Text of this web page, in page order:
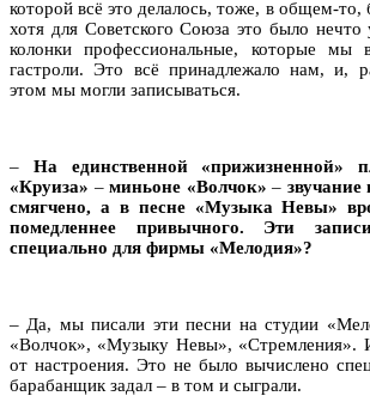
которой всё это делалось, тоже, в общем-то,
хотя для Советского Союза это было нечто
колонки профессиональные, которые мы
гастроли. Это всё принадлежало нам, и,
этом мы могли записываться.
– На единственной «прижизненной»
«Круиза» –миньоне «Волчок» – звучание
смягчено, а в песне «Музыка Невы»
помедленнее привычного. Эти
специально для фирмы «Мелодия»?
– Да, мы писали эти песни на студии
«Волчок», «Музыку Невы», «Стремления».
от настроения. Это не было вычислено
барабанщик задал – в том и сыграли.